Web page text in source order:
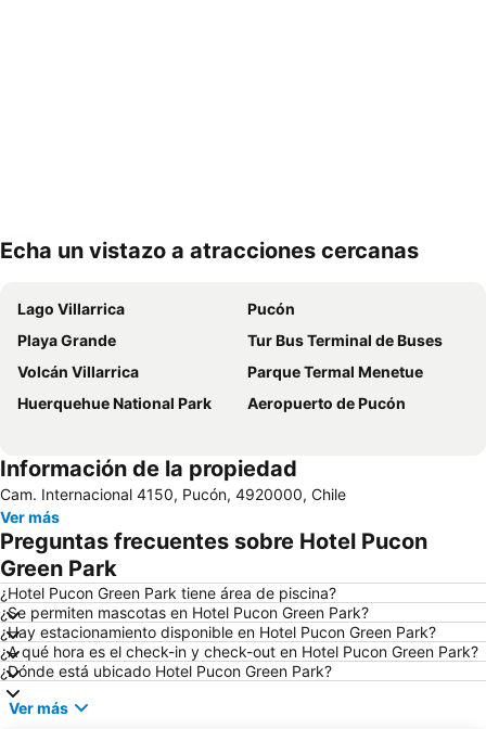
Echa un vistazo a atracciones cercanas
Lago Villarrica
Pucón
Playa Grande
Tur Bus Terminal de Buses
Volcán Villarrica
Parque Termal Menetue
Huerquehue National Park
Aeropuerto de Pucón
Información de la propiedad
Cam. Internacional 4150, Pucón, 4920000, Chile
Ver más
Preguntas frecuentes sobre Hotel Pucon
Green Park
¿Hotel Pucon Green Park tiene área de piscina?
¿Se permiten mascotas en Hotel Pucon Green Park?
¿Hay estacionamiento disponible en Hotel Pucon Green Park?
¿A qué hora es el check-in y check-out en Hotel Pucon Green Park?
¿Dónde está ubicado Hotel Pucon Green Park?
Ver más